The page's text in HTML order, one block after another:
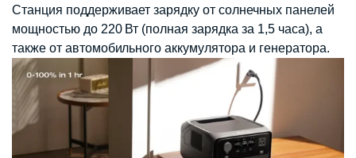
Станция поддерживает зарядку от солнечных панелей
мощностью до 220 Вт (полная зарядка за 1,5 часа), а
также от автомобильного аккумулятора и генератора.